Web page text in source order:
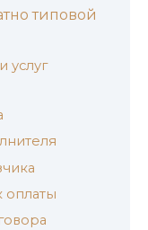
типовой
услуг
оплаты